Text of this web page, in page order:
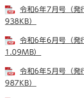
令和6年7月号（発
938KB）
令和6年6月号（発
1.09MB）
令和6年5月号（発
987KB）